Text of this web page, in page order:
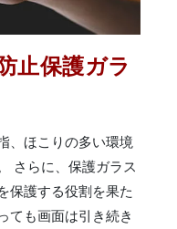
止保護ガラ
、ほこりの多い環境
さらに、保護ガラス
保護する役割を果た
ても画面は引き続き